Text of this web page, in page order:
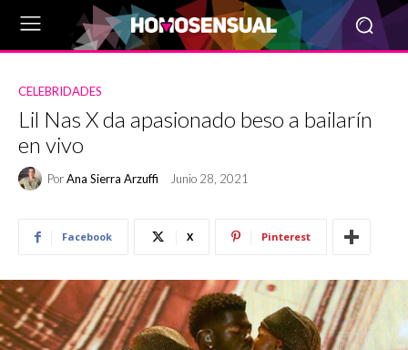
CELEBRIDADES
Lil Nas X da apasionado beso a bailarín
en vivo
PorAna Sierra Arzuffi Junio 28, 2021
Facebook X Pinterest